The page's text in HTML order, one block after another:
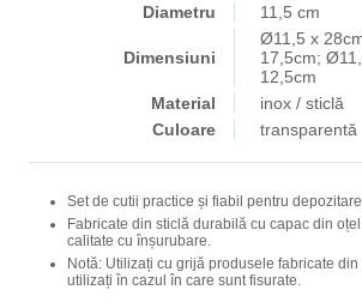
Diametru
11,5 cm
Dimensiuni
Ø11,5 x
17,5cm;
12,5cm
Material
inox / sticlă
Culoare
transparentă
Set de cutii practice și fiabil pentru
Fabricate din sticlă durabilă cu capac din
calitate cu înșurubare.
Notă: Utilizați cu grijă produsele fabricate din
utilizați în cazul în care sunt fisurate.